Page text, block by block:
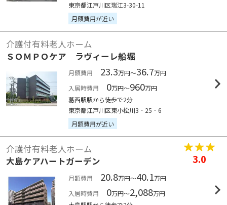
東京都江戸川区瑞江3-30-11
月額費用が近い
介護付有料老人ホーム
ＳＯＭＰＯケア ラヴィーレ船堀
月額費用 23.3万円～36.7万円
入居時費用
0万円～960万円
葛西駅駅から徒歩で2分
東京都江戸川区東小松川3‐25‐6
月額費用が近い
介護付有料老人ホーム
大島ケアハートガーデン
3.0
月額費用 20.8万円～40.1万円
入居時費用
0万円～2,088万円